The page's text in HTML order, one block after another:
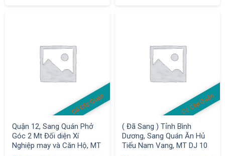
Có Clip Quán
Quận 12, Sang Quán Phở
Góc 2 Mt Đối diện Xí
Nghiệp may và Căn Hộ, MT
Có Clip Quán
( Đã Sang ) Tỉnh Bình
Dương, Sang Quán Ăn Hủ
Tiếu Nam Vang, MT DJ 10